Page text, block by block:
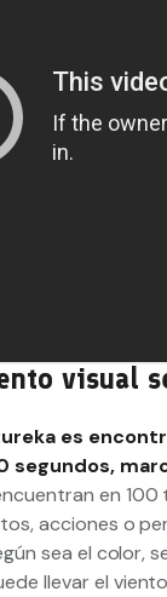
visual
es
segundos,
en
acciones o
sea el color,
llevar el viento